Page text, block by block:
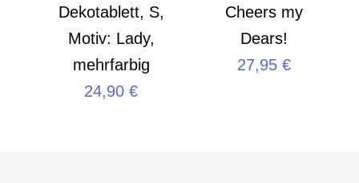
Dekotablett, S,
Motiv: Lady,
mehrfarbig
24,90€
Cheers my
Dears!
27,95 €